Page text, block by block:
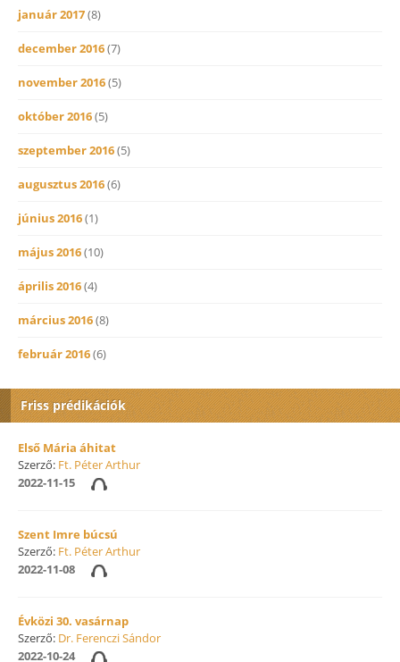
január 2017(8)
december 2016(7)
november 2016(5)
október 2016(5)
szeptember 2016(5)
augusztus 2016(6)
június 2016(1)
május 2016(10)
április 2016(4)
március 2016(8)
február 2016(6)
Friss prédikációk
Első Mária áhitat
Szerző: Ft. Péter Arthur
2022-11-15
Szent Imre búcsú
Szerző: Ft. Péter Arthur
2022-11-08
Évközi 30. vasárnap
Szerző: Dr. Ferenczi Sándor
2022-10-24